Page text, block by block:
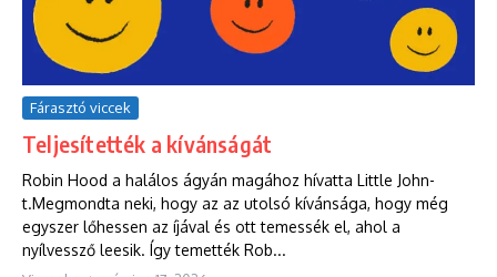
Fárasztó viccek
Teljesítették a kívánságát
Robin Hood a halálos ágyán magához hívatta Little John-
t.Megmondta neki, hogy az az utolsó kívánsága, hogy még
egyszer lőhessen az íjával és ott temessék el, ahol a
nyílvessző leesik. Így temették Rob...